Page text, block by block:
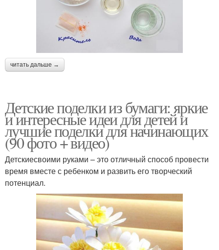
читать дальше →
Детские поделки из бумаги: яркие
и интересные идеи для детей и
лучшие поделки для начинающих
(90 фото + видео)
Детскиесвоими руками – это отличный способ провести
время вместе с ребенком и развить его творческий
потенциал.